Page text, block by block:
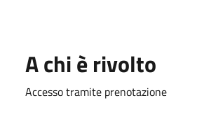
A chi è rivolto
Accesso tramite prenotazione